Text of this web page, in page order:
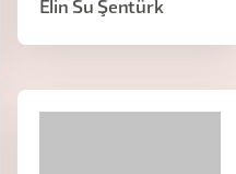
Elin Su Şentürk